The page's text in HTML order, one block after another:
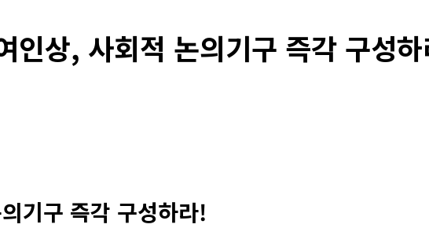
인상, 사회적 논의기구 즉각 구성
기구 즉각 구성하라!